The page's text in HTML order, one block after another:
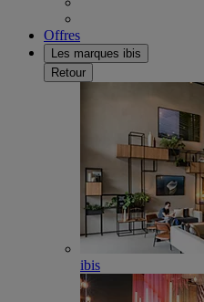
Offres
Les marques ibis
Retour
ibis